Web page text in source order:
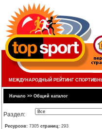
МЕЖДУНАРОДНЫЙ РЕЙТИНГ
Начало >> Общий каталог
Раздел:
Ресурсов: 7305 страниц: 293